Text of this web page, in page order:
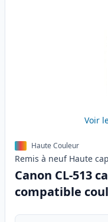
Voir
Haute Couleur
Remis à neuf Haute
Canon CL-513
compatible